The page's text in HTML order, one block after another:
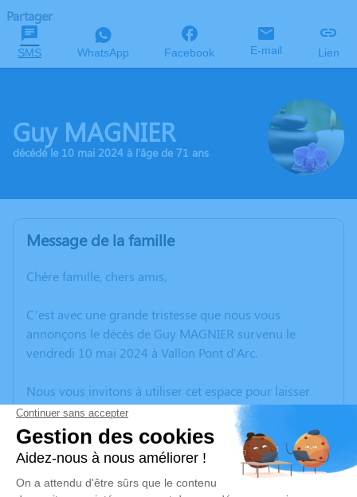
Partager
SMS WhatsApp Facebook E-mail Lien
Guy MAGNIER
décédé le 10 mai 2024 à l'âge de 71 ans
Message de la famille
Chère famille, chers amis,
C’est avec une grande tristesse que nous vous
annonçons le décès de Guy MAGNIER survenu le
vendredi 10 mai 2024 à Vallon Pont d'Arc.
Nous vous invitons à utiliser cet espace pour laisser
vos condoléances, partager des photos souvenirs, une
anecdote ou exprimer vos pensées à travers des
poèmes ou des textes. Cet endroit est un lieu
d'expression dédié à honorer la mémoire de Guy
MAGNIER.